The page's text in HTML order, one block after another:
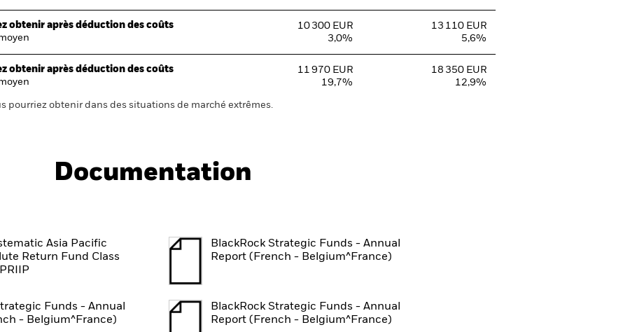
obtenir après déduction des coûts
10 300 EUR
3,0%
13 110 EUR
5,6%
obtenir après déduction des coûts
11 970 EUR
19,7%
18 350 EUR
12,9%
pourriez obtenir dans des situations de marché extrêmes.
Documentation
Asia Pacific
Return Fund Class
BlackRock Strategic Funds - Annual
Report (French - Belgium^France)
Funds - Annual
- Belgium^France)
BlackRock Strategic Funds - Annual
Report (French - Belgium^France)